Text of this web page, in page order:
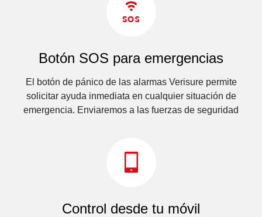
Botón SOS para emergencias
El botón de pánico de las alarmas Verisure permite
solicitar ayuda inmediata en cualquier situación de
emergencia. Enviaremos a las fuerzas de seguridad
Control desde tu móvil